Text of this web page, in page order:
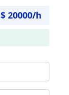
$ 20000/h